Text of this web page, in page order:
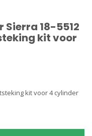
Sierra 18-5512
kit voor
kit voor 4 cylinder